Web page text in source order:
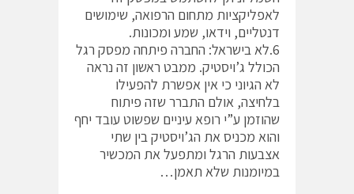
לאפליקציות מתחום הרפואה, שימושים
דנטליים, וידאו, שמע ומכונות.
6.לא בישראל: החברה פיתחה מפסק רגל
הכולל ג’ויסטיק. ממבט ראשון זה נראה
לא הגיוני כי אין אפשרת להפעילו
בלחיצה, אולם התברר שזה פיתוח
שהוזמן ע”י רופא עיניים שפשוט עובד יחף
והוא מכניס את הג’ויסטיק בין שתי
אצבעות הרגל ומתפעל את המכשיר
במיומנות שלא תאמן…